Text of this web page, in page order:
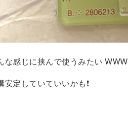
な感じに挟んで使うみたい WWW
安定していていいかも❗️